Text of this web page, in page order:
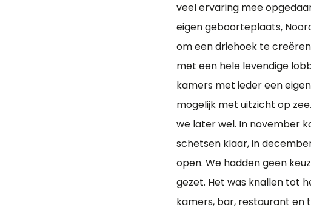
veel ervaring mee
eigen geboorteplaats,
om een driehoek te
met een hele levendige
kamers met ieder een
mogelijk met uitzicht op
we later wel. In november
schetsen klaar, in
open. We hadden geen
gezet. Het was knallen tot
kamers, bar, restaurant en